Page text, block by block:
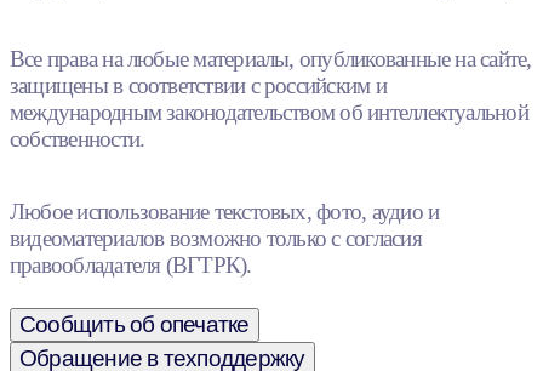
Все права на любые материалы, опубликованные на сайте,
защищены в соответствии с российским и
международным законодательством об интеллектуальной
собственности.
Любое использование текстовых, фото, аудио и
видеоматериалов возможно только с согласия
правообладателя (ВГТРК).
Сообщить об опечатке
Обращение в техподдержку